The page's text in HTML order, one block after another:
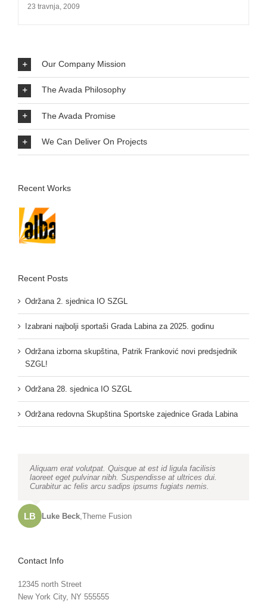
23 travnja, 2009
Our Company Mission
The Avada Philosophy
The Avada Promise
We Can Deliver On Projects
Recent Works
Recent Posts
Održana 2. sjednica IO SZGL
Izabrani najbolji sportaši Grada Labina za 2025. godinu
Održana izborna skupština, Patrik Franković novi predsjednik
SZGL!
Održana 28. sjednica IO SZGL
Održana redovna Skupština Sportske zajednice Grada Labina
Neque porro quisquam est, qui dolorem ipsum quia dolor sit
amet, consec tetur, adipisci velit, sed quia non numquam
eius modi tempora voluptas amets unser.
JD John Doe,My Company
Aliquam erat volutpat. Quisque at est id ligula facilisis
laoreet eget pulvinar nibh. Suspendisse at ultrices dui.
Curabitur ac felis arcu sadips ipsums fugiats nemis.
LB Luke Beck Theme Fusion
Contact Info
12345 north Street
New York City, NY 555555